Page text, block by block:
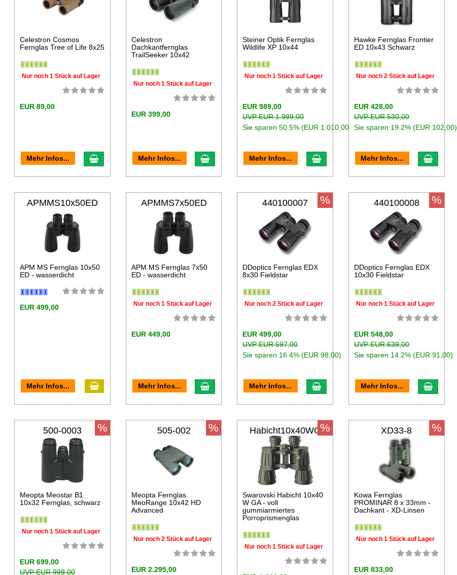
Celestron Cosmos
Fernglas Tree of Life 8x25
Nur noch 1 Stück auf Lager
EUR 89,00
Mehr Infos...
Celestron
Dachkantfernglas
TrailSeeker 10x42
Nur noch 1 Stück auf Lager
EUR 399,00
Mehr Infos...
Steiner Optik Fernglas
Wildlife XP 10x44
Nur noch 1 Stück auf Lager
EUR 989,00
UVP EUR 1.999,00
Sie sparen 50.5% (EUR 1.010,00)
Mehr Infos...
Hawke Fernglas Frontier
ED 10x43 Schwarz
Nur noch 2 Stück auf Lager
EUR 428,00
UVP EUR 530,00
Sie sparen 19.2% (EUR 102,00)
Mehr Infos...
APMMS10x50ED
APM MS Fernglas 10x50
ED - wasserdicht
EUR 499,00
Mehr Infos...
APMMS7x50ED
APM MS Fernglas 7x50
ED - wasserdicht
Nur noch 1 Stück auf Lager
EUR 449,00
Mehr Infos...
440100007
DDoptics Fernglas EDX
8x30 Fieldstar
Nur noch 2 Stück auf Lager
EUR 499,00
UVP EUR 597,00
Sie sparen 16.4% (EUR 98,00)
Mehr Infos...
% 440100008
DDoptics Fernglas EDX
10x30 Fieldstar
Nur noch 1 Stück auf Lager
EUR 548,00
UVP EUR 639,00
Sie sparen 14.2% (EUR 91,00)
Mehr Infos...
%
500-0003
Meopta Meostar B1
10x32 Fernglas, schwarz
Nur noch 1 Stück auf Lager
EUR 699,00
UVP EUR 999,00
% 505-002
Meopta Fernglas
MeoRange 10x42 HD
Advanced
Nur noch 2 Stück auf Lager
EUR 2.295,00
%
Habicht10x40WG
Swarovski Habicht 10x40
W GA - voll
gummiarmiertes
Porroprismenglas
Nur noch 1 Stück auf Lager
% XD33-8
Kowa Fernglas
PROMINAR 8 x 33mm -
Dachkant - XD-Linsen
Nur noch 1 Stück auf Lager
EUR 833,00
%